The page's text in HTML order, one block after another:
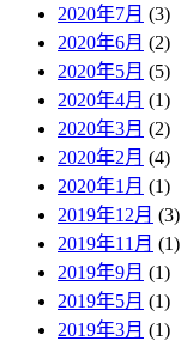
2020年7月 (3)
2020年6月 (2)
2020年5月 (5)
2020年4月 (1)
2020年3月 (2)
2020年2月 (4)
2020年1月 (1)
2019年12月 (3)
2019年11月 (1)
2019年9月 (1)
2019年5月 (1)
2019年3月 (1)